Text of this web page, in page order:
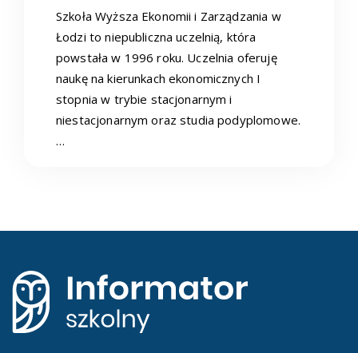
Szkoła Wyższa Ekonomii i Zarządzania w
Łodzi to niepubliczna uczelnią, która
powstała w 1996 roku. Uczelnia oferuję
naukę na kierunkach ekonomicznych I
stopnia w trybie stacjonarnym i
niestacjonarnym oraz studia podyplomowe.
…